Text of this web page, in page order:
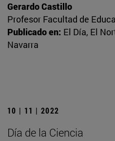
Gerardo Castillo
Profesor Facultad de
Publicado en: El Día, El
Navarra
10 | 11 | 2022
Día de la Ciencia